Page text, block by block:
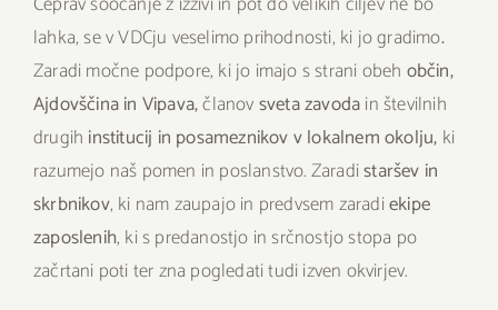
lahka, se v VDCju veselimo prihodnosti, ki jo gradimo.
Zaradi močne podpore, ki jo imajo s strani obeh občin,
Ajdovščina in Vipava,članovsveta zavodain številnih
drugih institucij in posameznikov v lokalnem okolju, ki
razumejo naš pomen in poslanstvo. Zaradistaršev in
skrbnikov, ki nam zaupajo in predvsem zaradiekipe
zaposlenih, ki s predanostjo in srčnostjo stopa po
začrtani poti ter zna pogledati tudi izven okvirjev.